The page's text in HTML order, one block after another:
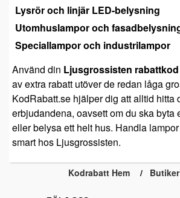
Lysrör och linjär LED-belysning
Utomhuslampor och
Speciallampor och industrilampor
Använd din Ljusgrossisten rabattkod
av extra rabatt utöver de redan låga
KodRabatt.se hjälper dig att alltid hitta
erbjudandena, oavsett om du ska byta
eller belysa ett helt hus. Handla
smart hos Ljusgrossisten.
Kodrabatt Hem Butiker